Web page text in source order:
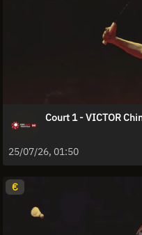
Court 1 - VICTOR
25/07/26, 01:50
€